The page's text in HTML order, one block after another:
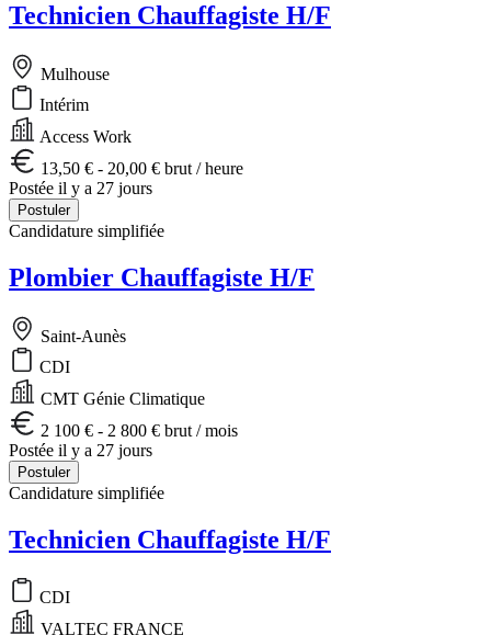
Technicien Chauffagiste H/F
Mulhouse
Intérim
Access Work
13,50 € - 20,00 € brut / heure
Postée il y a 27 jours
Postuler
Candidature simplifiée
Plombier Chauffagiste H/F
Saint-Aunès
CDI
CMT Génie Climatique
2 100 € - 2 800 € brut / mois
Postée il y a 27 jours
Postuler
Candidature simplifiée
Technicien Chauffagiste H/F
CDI
VALTEC FRANCE